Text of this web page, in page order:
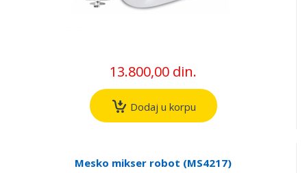
13.800,00 din.
Dodaj u korpu
Mesko mikser robot (MS4217)